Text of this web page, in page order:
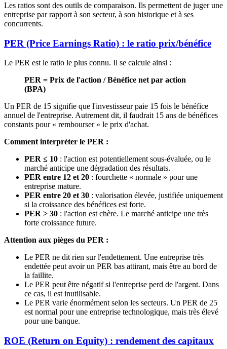
Les ratios sont des outils de comparaison. Ils permettent de juger une
entreprise par rapport à son secteur, à son historique et à ses
concurrents.
PER (Price Earnings Ratio) : le ratio prix/bénéfice
Le PER est le ratio le plus connu. Il se calcule ainsi :
PER = Prix de l'action / Bénéfice net par action
(BPA)
Un PER de 15 signifie que l'investisseur paie 15 fois le bénéfice
annuel de l'entreprise. Autrement dit, il faudrait 15 ans de bénéfices
constants pour « rembourser » le prix d'achat.
Comment interpréter le PER :
PER ≤ 10 : l'action est potentiellement sous-évaluée, ou le
marché anticipe une dégradation des résultats.
PER entre 12 et 20 : fourchette « normale » pour une
entreprise mature.
PER entre 20 et 30 : valorisation élevée, justifiée uniquement
si la croissance des bénéfices est forte.
PER > 30 : l'action est chère. Le marché anticipe une très
forte croissance future.
Attention aux pièges du PER :
Le PER ne dit rien sur l'endettement. Une entreprise très
endettée peut avoir un PER bas attirant, mais être au bord de
la faillite.
Le PER peut être négatif si l'entreprise perd de l'argent. Dans
ce cas, il est inutilisable.
Le PER varie énormément selon les secteurs. Un PER de 25
est normal pour une entreprise technologique, mais très élevé
pour une banque.
ROE (Return on Equity) : rendement des capitaux